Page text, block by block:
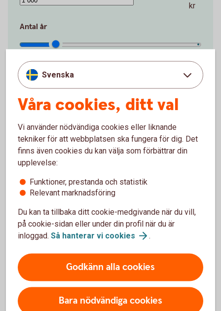
kr
Antal år
1 år 50 år
Startbelopp (kr)
0 kr 2 000 000 kr
Avkastning per år (%)
0 % 15 %
Förväntat sparbelopp om 10 år
172 019 kr
Insättningar från dig är 120 000 kr.
avkastning är +52 019 kr.
Svenska
Våra cookies, ditt val
Vi använder nödvändiga cookies eller liknande
tekniker för att webbplatsen ska fungera för dig. Det
finns även cookies du kan välja som förbättrar din
upplevelse:
Funktioner, prestanda och statistik
Relevant marknadsföring
Du kan ta tillbaka ditt cookie-medgivande när du vill,
på cookie-sidan eller under din profil när du är
inloggad. Så hanterar vi cookies .
Godkänn alla cookies
Bara nödvändiga cookies